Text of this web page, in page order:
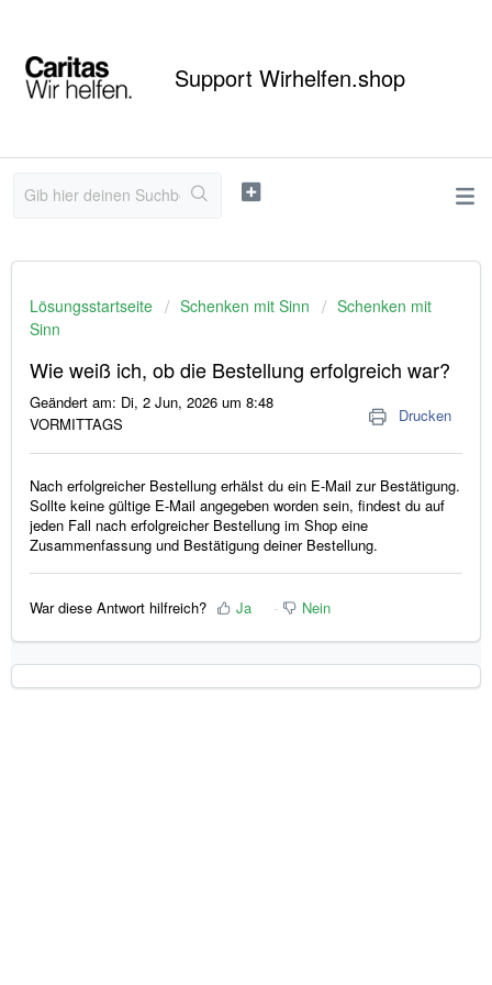
Support Wirhelfen.shop
Lösungsstartseite Schenken mit Sinn
Schenken mit
Sinn
Wie weiß ich, ob die Bestellung erfolgreich war?
Drucken
Geändert am: Di, 2 Jun, 2026 um 8:48
VORMITTAGS
Nach erfolgreicher Bestellung erhälst du ein E-Mail zur Bestätigung.
Sollte keine gültige E-Mail angegeben worden sein, findest du auf
jeden Fall nach erfolgreicher Bestellung im Shop eine
Zusammenfassung und Bestätigung deiner Bestellung.
War diese Antwort hilfreich? Ja Nein